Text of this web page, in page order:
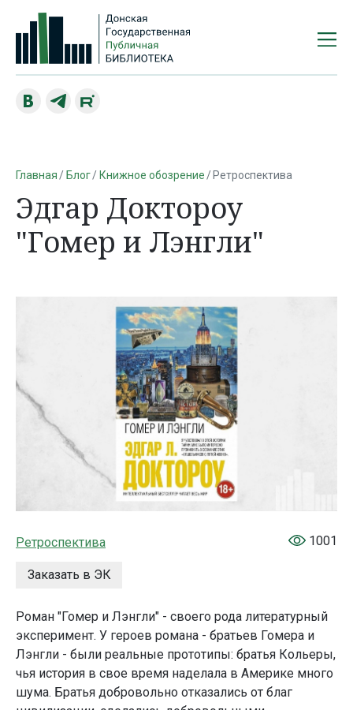
Главная Блог Книжное обозрение Ретроспектива
Эдгар Доктороу
"Гомер и Лэнгли"
Ретроспектива
Заказать в ЭК
1001
Роман "Гомер и Лэнгли" - своего рода литературный
эксперимент. У героев романа - братьев Гомера и
Лэнгли - были реальные прототипы: братья Кольеры,
чья история в свое время наделала в Америке много
шума. Братья добровольно отказались от благ